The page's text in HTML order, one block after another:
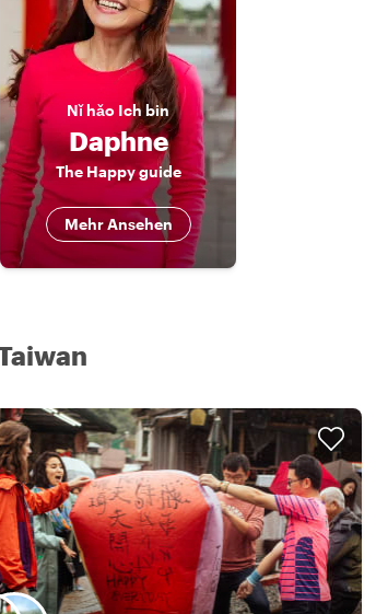
Nǐ hǎo Ich bin
Daphne
The Happy guide
Mehr Ansehen